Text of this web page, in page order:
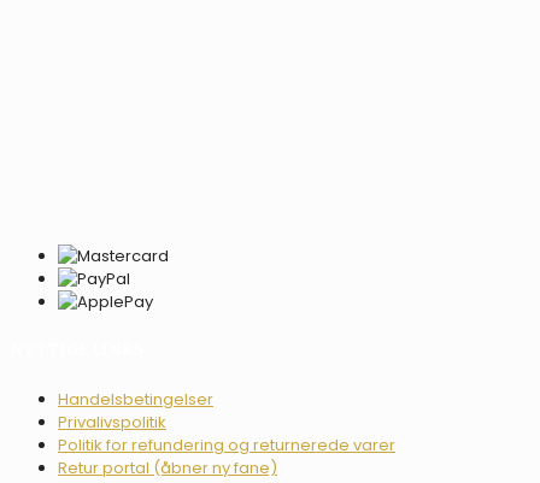
Handelsbetingelser
Privalivspolitik
Politik for refundering og returnerede varer
Retur portal (åbner ny fane)